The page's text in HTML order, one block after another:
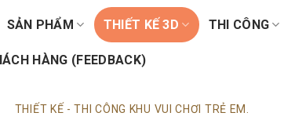
SẢN PHẨM THIẾT KẾ 3D THI CÔNG
HÀNG (FEEDBACK)
THIẾT KẾ - THI CÔNG KHU VUI CHƠI TRẺ EM.